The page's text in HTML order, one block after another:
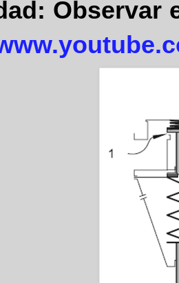
Observar